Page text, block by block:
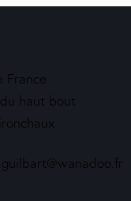
France
haut bout